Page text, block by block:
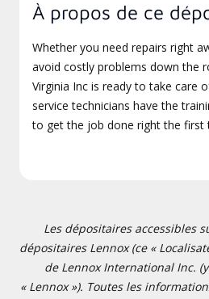
À propos de ce
Whether you need repairs right
avoid costly problems down the
Virginia Inc is ready to take care
service technicians have the
to get the job done right the first
Les dépositaires accessibles
dépositaires Lennox (ce «
de Lennox International Inc.
« Lennox »). Toutes les